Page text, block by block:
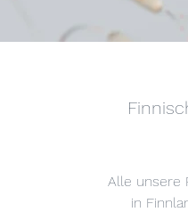
Alle unsere
in